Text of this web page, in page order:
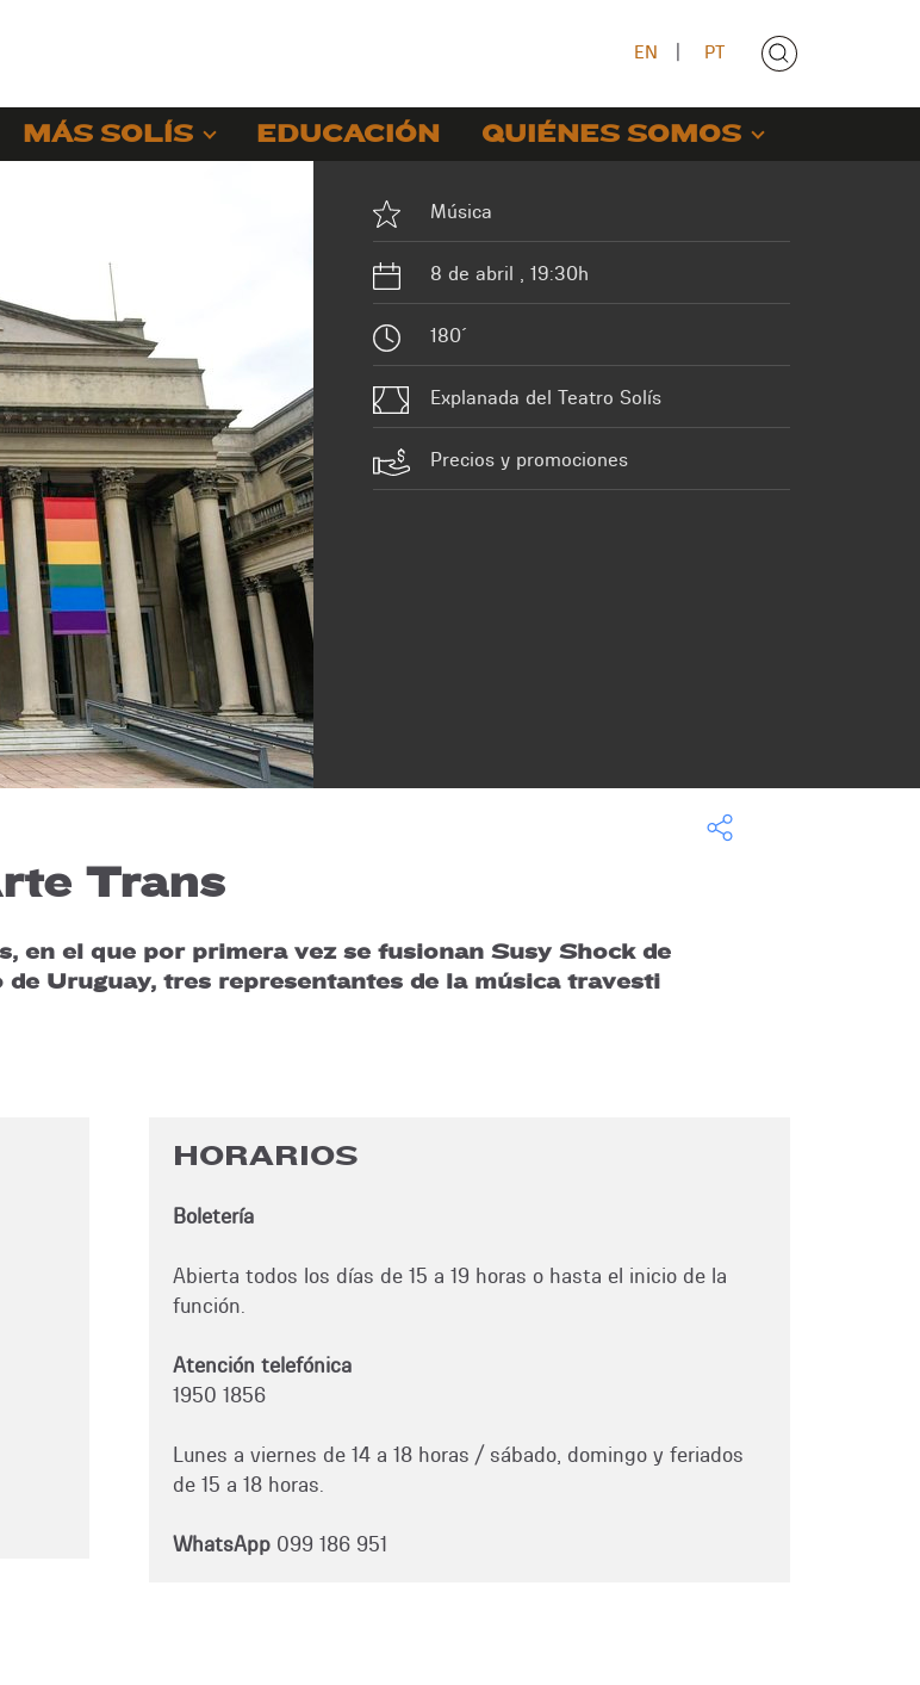
EN PT
MÁS SOLÍS EDUCACIÓN QUIÉNES SOMOS
Música
8 de abril , 19:30h
180´
Explanada del Teatro Solís
Precios y promociones
Trans
en el que por primera vez se fusionan Susy Shock de
Uruguay, tres representantes de la música travesti
HORARIOS
Boletería
Abierta todos los días de 15 a 19 horas o hasta el inicio de la
función.
Atención telefónica
1950 1856
Lunes a viernes de 14 a 18 horas / sábado, domingo y feriados
de 15 a 18 horas.
WhatsApp 099 186 951